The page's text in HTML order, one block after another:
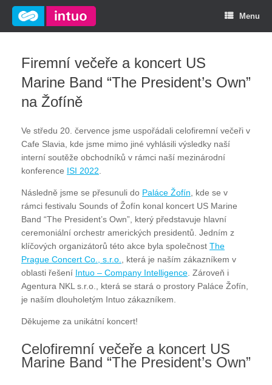
Menu
Firemní večeře a koncert US
Marine Band “The President’s Own”
na Žofíně
Ve středu 20. července jsme uspořádali celofiremní večeři v
Cafe Slavia, kde jsme mimo jiné vyhlásili výsledky naší
interní soutěže obchodníků v rámci naší mezinárodní
konference ISI 2022
Následně jsme se přesunuli do Paláce Žofín , kde se v
rámci festivalu Sounds of Žofín konal koncert US Marine
Band “The President’s Own”, který představuje hlavní
ceremoniální orchestr amerických presidentů. Jedním z
klíčových organizátorů této akce byla společnost The
Prague Concert Co., s.r.o.
, která je naším zákazníkem v
oblasti řešení Intuo – Company Intelligence . Zároveň i
Agentura NKL s.r.o., která se stará o prostory Paláce Žofín,
je naším dlouholetým Intuo zákazníkem.
Děkujeme za unikátní koncert!
Celofiremní večeře a koncert US
Marine Band “The President’s Own”